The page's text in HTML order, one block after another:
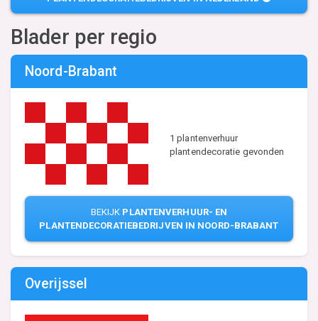
Blader per regio
Noord-Brabant
1 plantenverhuur
plantendecoratie gevonden
BEKIJK PLANTENVERHUUR- EN
PLANTENDECORATIEBEDRIJVEN IN NOORD-BRABANT
Overijssel